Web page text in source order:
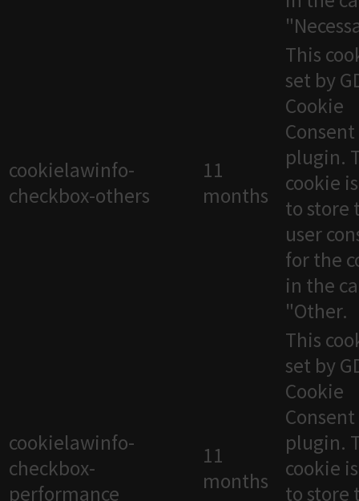
cookielawinfo-
checkbox-others
11
months
This
set by
Cookie
Consent
plugin.
cookie
to store
user
for the
in the
"Other.
cookielawinfo-
checkbox-
performance
11
months
This
set by
Cookie
Consent
plugin.
cookie
to store